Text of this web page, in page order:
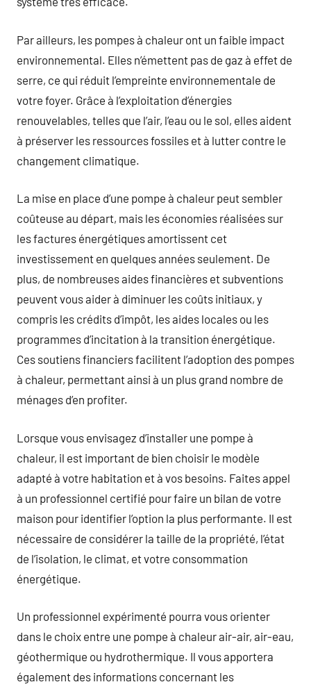
Par ailleurs, les pompes à chaleur ont un faible impact
environnemental. Elles n’émettent pas de gaz à effet de
serre, ce qui réduit l’empreinte environnementale de
votre foyer. Grâce à l’exploitation d’énergies
renouvelables, telles que l’air, l’eau ou le sol, elles aident
à préserver les ressources fossiles et à lutter contre le
changement climatique.
La mise en place d’une pompe à chaleur peut sembler
coûteuse au départ, mais les économies réalisées sur
les factures énergétiques amortissent cet
investissement en quelques années seulement. De
plus, de nombreuses aides financières et subventions
peuvent vous aider à diminuer les coûts initiaux, y
compris les crédits d’impôt, les aides locales ou les
programmes d’incitation à la transition énergétique.
Ces soutiens financiers facilitent l’adoption des pompes
à chaleur, permettant ainsi à un plus grand nombre de
ménages d’en profiter.
Lorsque vous envisagez d’installer une pompe à
chaleur, il est important de bien choisir le modèle
adapté à votre habitation et à vos besoins. Faites appel
à un professionnel certifié pour faire un bilan de votre
maison pour identifier l’option la plus performante. Il est
nécessaire de considérer la taille de la propriété, l’état
de l’isolation, le climat, et votre consommation
énergétique.
Un professionnel expérimenté pourra vous orienter
dans le choix entre une pompe à chaleur air-air, air-eau,
géothermique ou hydrothermique. Il vous apportera
également des informations concernant les